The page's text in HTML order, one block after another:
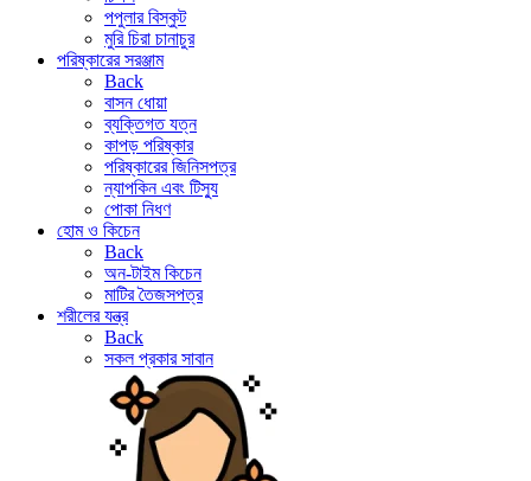
পপুলার বিস্কুট
মুরি চিরা চানাচুর
পরিষ্কারের সরঞ্জাম
Back
বাসন ধোয়া
ব্যক্তিগত যত্ন
কাপড় পরিষ্কার
পরিষ্কারের জিনিসপত্র
ন্যাপকিন এবং টিস্যু
পোকা নিধণ
হোম ও কিচেন
Back
অন-টাইম কিচেন
মাটির তৈজসপত্র
শরীলের যন্ত্র
Back
সকল প্রকার সাবান